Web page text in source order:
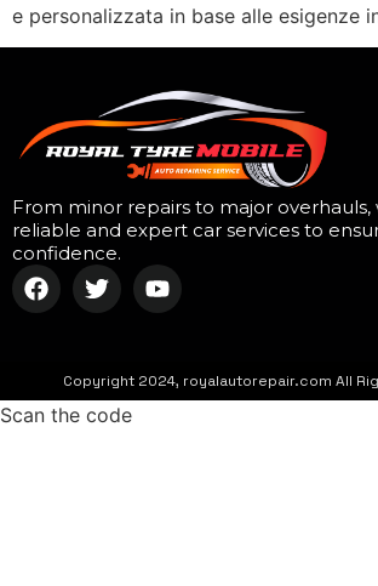
e personalizzata in base alle esigenze
From minor repairs to major overhauls,
reliable and expert car services to
confidence.
Copyright 2024, royalautorepair.com All
Scan the code